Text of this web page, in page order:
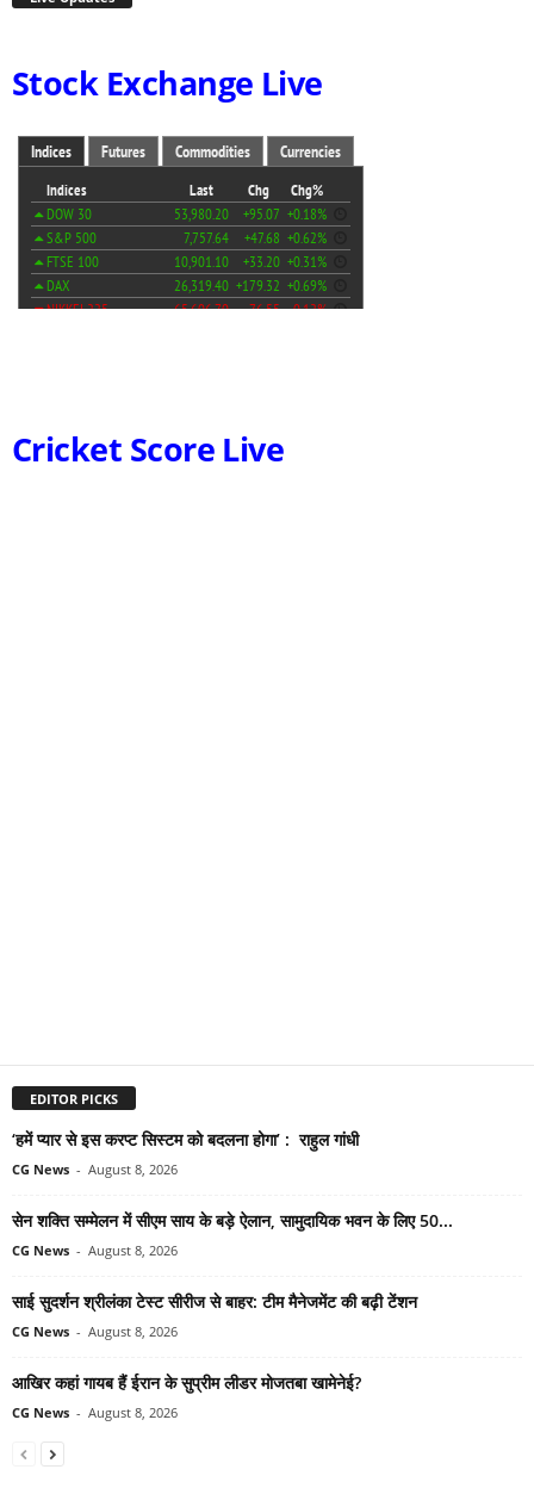
Stock Exchange Live
Cricket Score Live
EDITOR PICKS
‘हमें प्यार से इस करप्ट सिस्टम को बदलना होगा’ : राहुल गांधी
CG News - August 8, 2026
सेन शक्ति सम्मेलन में सीएम साय के बड़े ऐलान, सामुदायिक भवन के लिए 50...
CG News - August 8, 2026
साई सुदर्शन श्रीलंका टेस्ट सीरीज से बाहर: टीम मैनेजमेंट की बढ़ी टेंशन
CG News - August 8, 2026
आखिर कहां गायब हैं ईरान के सुप्रीम लीडर मोजतबा खामेनेई?
CG News - August 8, 2026